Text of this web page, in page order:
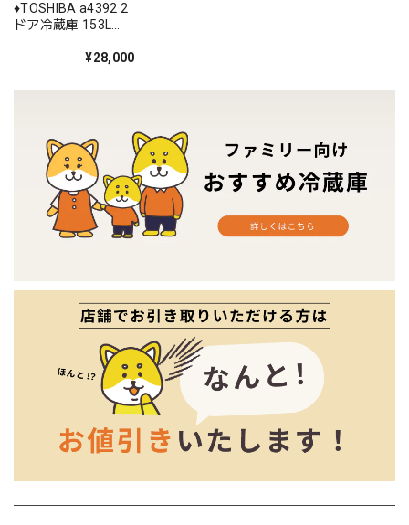
♦️TOSHIBA a4392 2
ドア冷蔵庫 153L
¥28,000